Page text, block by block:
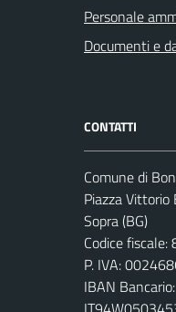
Personale
Documenti e
CONTATTI
Comune di
Piazza
Sopra (BG)
Codice
P. IVA:
IBAN Bancario: